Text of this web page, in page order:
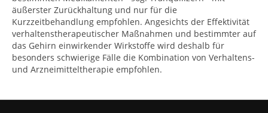
äußerster Zurückhaltung und nur für die
Kurzzeitbehandlung empfohlen. Angesichts der Effektivität
verhaltenstherapeutischer Maßnahmen und bestimmter auf
das Gehirn einwirkender Wirkstoffe wird deshalb für
besonders schwierige Fälle die Kombination von Verhaltens-
und Arzneimitteltherapie empfohlen.